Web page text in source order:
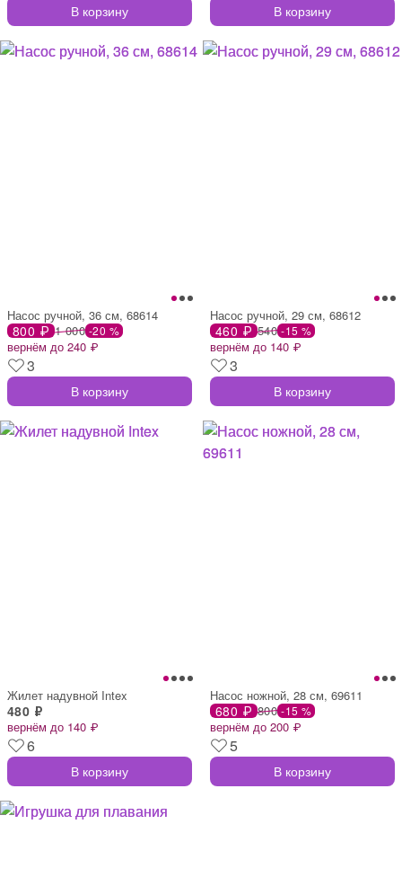
В корзину В корзину
Насос ручной, 36 см, 68614
800 ₽ 1 000 -20 %
вернём до 240 ₽
3
В корзину
Насос ручной, 29 см, 68612
460 ₽ 540 -15 %
вернём до 140 ₽
3
В корзину
Жилет надувной Intex
480 ₽
вернём до 140 ₽
6
В корзину
Насос ножной, 28 см, 69611
680 ₽ 800 -15 %
вернём до 200 ₽
5
В корзину